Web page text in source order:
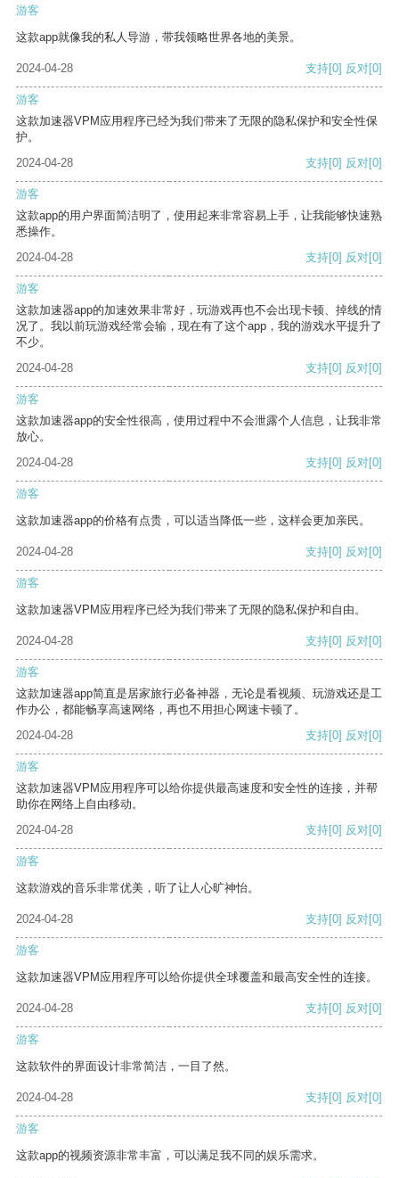
游客
这款app就像我的私人导游，带我领略世界各地的美景。
2024-04-28 支持[0] 反对[0]
游客
这款加速器VPM应用程序已经为我们带来了无限的隐私保护和安全性保
护。
2024-04-28
支持[0] 反对[0]
游客
这款app的用户界面简洁明了，使用起来非常容易上手，让我能够快速熟
悉操作。
2024-04-28
支持[0] 反对[0]
游客
这款加速器app的加速效果非常好，玩游戏再也不会出现卡顿、掉线的情
况了。我以前玩游戏经常会输，现在有了这个app，我的游戏水平提升了
不少。
2024-04-28
支持[0] 反对[0]
游客
这款加速器app的安全性很高，使用过程中不会泄露个人信息，让我非常
放心。
2024-04-28
支持[0] 反对[0]
游客
这款加速器app的价格有点贵，可以适当降低一些，这样会更加亲民。
2024-04-28 支持[0] 反对[0]
游客
这款加速器VPM应用程序已经为我们带来了无限的隐私保护和自由。
2024-04-28 支持[0] 反对[0]
游客
这款加速器app简直是居家旅行必备神器，无论是看视频、玩游戏还是工
作办公，都能畅享高速网络，再也不用担心网速卡顿了。
2024-04-28
支持[0] 反对[0]
游客
这款加速器VPM应用程序可以给你提供最高速度和安全性的连接，并帮
助你在网络上自由移动。
2024-04-28
支持[0] 反对[0]
游客
这款游戏的音乐非常优美，听了让人心旷神怡。
2024-04-28 支持[0] 反对[0]
游客
这款加速器VPM应用程序可以给你提供全球覆盖和最高安全性的连接。
2024-04-28 支持[0] 反对[0]
游客
这款软件的界面设计非常简洁，一目了然。
2024-04-28 支持[0] 反对[0]
游客
这款app的视频资源非常丰富，可以满足我不同的娱乐需求。